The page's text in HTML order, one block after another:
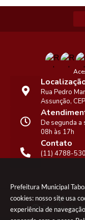
Prefeitura Municipal
cookies: nosso site usa
experiência de
Rua Pedro
Assunção,
Contato
(11) 4788-
De segunda a
08h às 17h
Portal